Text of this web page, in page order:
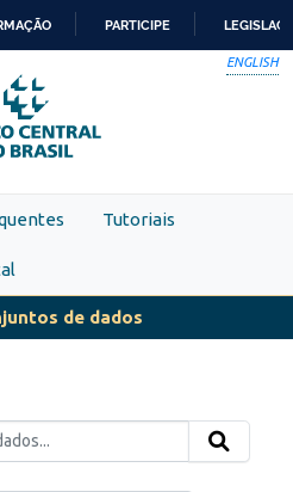
PARA
O
CONTEÚDO
PARTICIPE
ENGLISH
Tutoriais
de dados